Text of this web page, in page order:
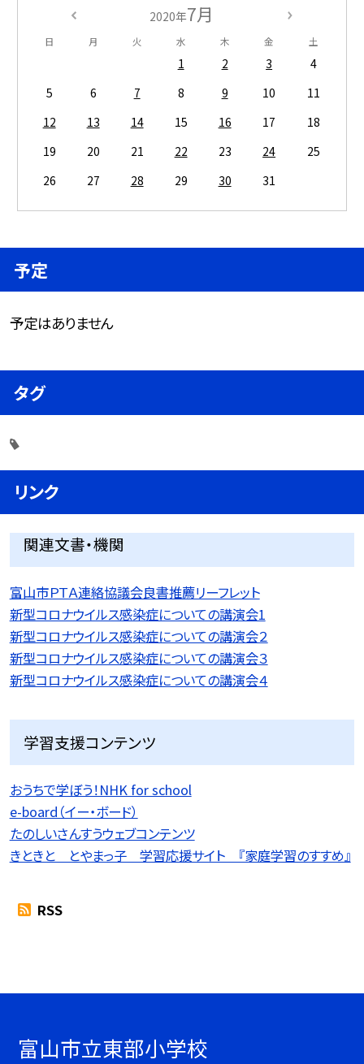
2020年7月
日 月 火 水 木 金 土
1 2 3
4
5
6 7 8 9 10
11
12
13 14 15 16 17
18
19
20 21 22 23 24
25
26
27 28 29 30 31
予定
予定はありません
タグ
リンク
関連文書・機関
富山市ＰＴＡ連絡協議会良書推薦リーフレット
新型コロナウイルス感染症についての講演会1
新型コロナウイルス感染症についての講演会２
新型コロナウイルス感染症についての講演会３
新型コロナウイルス感染症についての講演会４
学習支援コンテンツ
おうちで学ぼう！NHK for school
e-board（イー・ボード）
たのしいさんすうウェブコンテンツ
きときと とやまっ子 学習応援サイト 『家庭学習のすすめ』
RSS
富山市立東部小学校